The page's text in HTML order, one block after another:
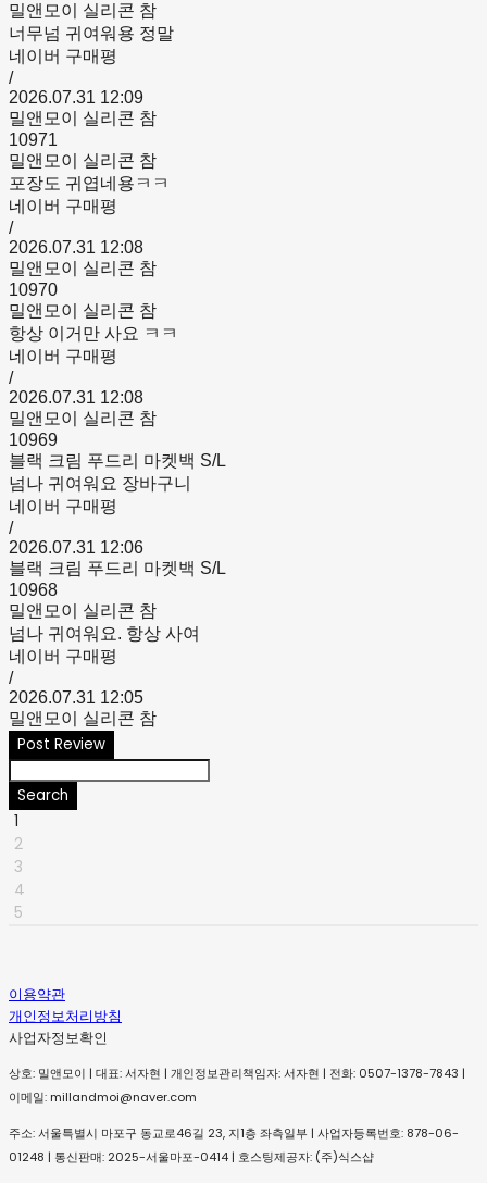
밀앤모이 실리콘 참
너무넘 귀여워용 정말
네이버 구매평
/
2026.07.31 12:09
밀앤모이 실리콘 참
10971
밀앤모이 실리콘 참
포장도 귀엽네용ㅋㅋ
네이버 구매평
/
2026.07.31 12:08
밀앤모이 실리콘 참
10970
밀앤모이 실리콘 참
항상 이거만 사요 ㅋㅋ
네이버 구매평
/
2026.07.31 12:08
밀앤모이 실리콘 참
10969
블랙 크림 푸드리 마켓백 S/L
넘나 귀여워요 장바구니
네이버 구매평
/
2026.07.31 12:06
블랙 크림 푸드리 마켓백 S/L
10968
밀앤모이 실리콘 참
넘나 귀여워요. 항상 사여
네이버 구매평
/
2026.07.31 12:05
밀앤모이 실리콘 참
Post Review
Search
1
2
3
4
5
이용약관
개인정보처리방침
사업자정보확인
상호: 밀앤모이 | 대표: 서자현 | 개인정보관리책임자: 서자현 | 전화: 0507-1378-7843 |
이메일: millandmoi@naver.com
주소: 서울특별시 마포구 동교로46길 23, 지1층 좌측일부 | 사업자등록번호: 878-06-
01248 | 통신판매: 2025-서울마포-0414 | 호스팅제공자: (주)식스샵